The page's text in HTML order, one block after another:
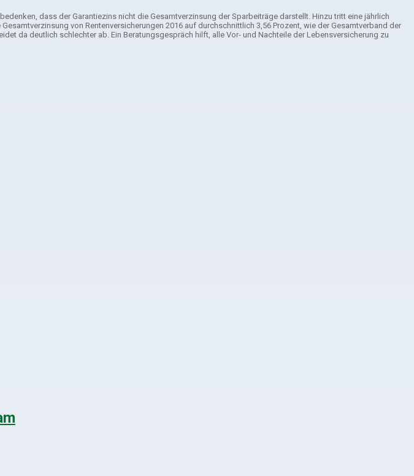
dass der Garantiezins nicht die Gesamtverzinsung der Sparbeiträge darstellt. Hinzu tritt eine jährlich
von Rentenversicherungen 2016 auf durchschnittlich 3,56 Prozent, wie der Gesamtverband der
da deutlich schlechter ab. Ein Beratungsgespräch hilft, alle Vor- und Nachteile der Lebensversicherung zu